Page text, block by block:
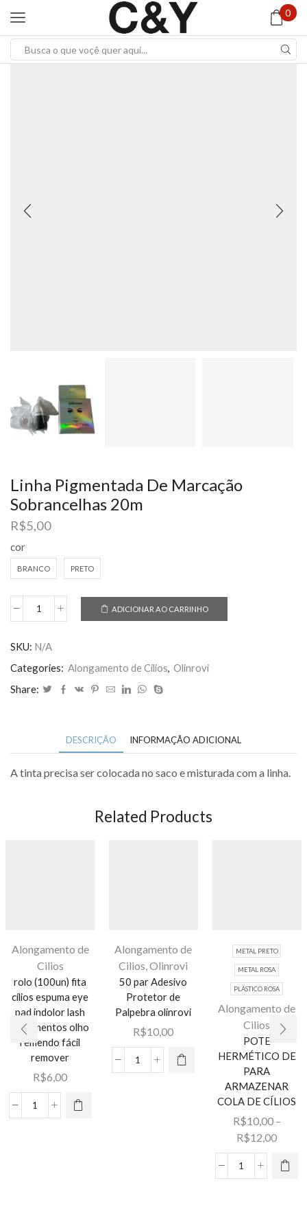
0
Linha Pigmentada De Marcação
Sobrancelhas 20m
R$5,00
cor
BRANCO PRETO
Linha
De
Sobrancelhas
20m
ADICIONAR AO CARRINHO
SKU: N/A
Categories: Alongamento de Cilios, Olinrovi
Share:
DESCRIÇÃO INFORMAÇÃO ADICIONAL
A tinta precisa ser colocada no saco e misturada com a linha.
Related Products
Alongamento de
Cilios
rolo (100un) fita
cílios espuma eye
pad indolor lash
suprimentos olho
remendo fácil
remover
R$6,00
rolo
Alongamento de
Cilios ,Olinrovi
50 par Adesivo
Protetor de
Palpebra olinrovi
R$10,00
50
METAL PRETO
METAL ROSA
PLÁSTICO ROSA
Alongamento de
Cilios
POTE
HERMÉTICO DE
PARA
ARMAZENAR
COLA DE CÍLIOS
R$10,00 –
R$12,00Faixa
preço:
POTE
Este
produto
tem várias
variantes.
As opções
podem ser